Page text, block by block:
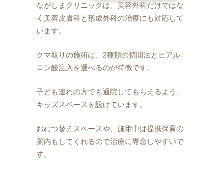
ながしまクリニックは、美容外科だけではな
く美容皮膚科と形成外科の治療にも対応して
います。
クマ取りの施術は、2種類の切開法とヒアル
ロン酸注入を選べるのが特徴です。
子ども連れの方でも通院してもらえるよう、
キッズスペースを設けています。
おむつ替えスペースや、施術中は提携保育の
案内もしてくれるので治療に専念しやすいで
す。